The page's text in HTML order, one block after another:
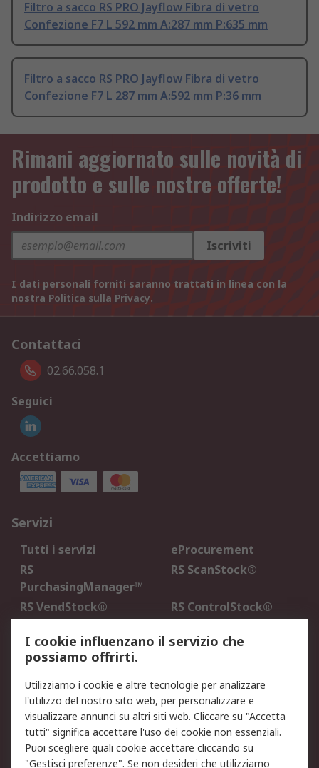
Filtro a sacco RS PRO Jayflow Fibra di vetro
Confezione F7 L 592 mm A:287 mm P:635 mm
Filtro a sacco RS PRO Jayflow Fibra di vetro
Confezione F7 L 287 mm A:592 mm P:36 mm
Rimani aggiornato sulle novità di
prodotto e sulle nostre offerte!
Indirizzo email
Iscriviti
I dati personali forniti saranno trattati in linea con la
nostra Politica sulla Privacy.
Contattaci
02.66.058.1
Seguici
Accettiamo
Servizi
Tutti i servizi
eProcurement
RS
PurchasingManager™
RS ScanStock®
RS VendStock®
RS ControlStock®
Legale
Informativa Cookie
Informativa Privacy -
Aggiornata
Email Security
Termini d'uso
Condizioni di vendita
Condizioni generali di
servizio
I cookie influenzano il servizio che
possiamo offrirti.
Utilizziamo i cookie e altre tecnologie per analizzare
l'utilizzo del nostro sito web, per personalizzare e
visualizzare annunci su altri siti web. Cliccare su "Accetta
tutti" significa accettare l'uso dei cookie non essenziali.
Puoi scegliere quali cookie accettare cliccando su
"Gestisci preferenze". Se non desideri che utilizziamo